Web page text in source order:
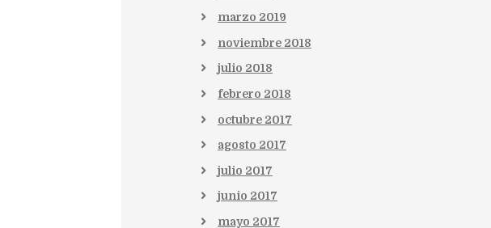
marzo 2019
noviembre 2018
julio 2018
febrero 2018
octubre 2017
agosto 2017
julio 2017
junio 2017
mayo 2017